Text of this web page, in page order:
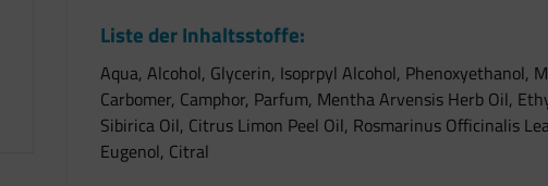
Liste der Inhaltsstoffe:
Aqua, Alcohol, Glycerin, Isoprpyl Alcohol, Phenoxyethanol,
Carbomer, Camphor, Parfum, Mentha Arvensis Herb Oil,
Sibirica Oil, Citrus Limon Peel Oil, Rosmarinus Officinalis
Eugenol, Citral